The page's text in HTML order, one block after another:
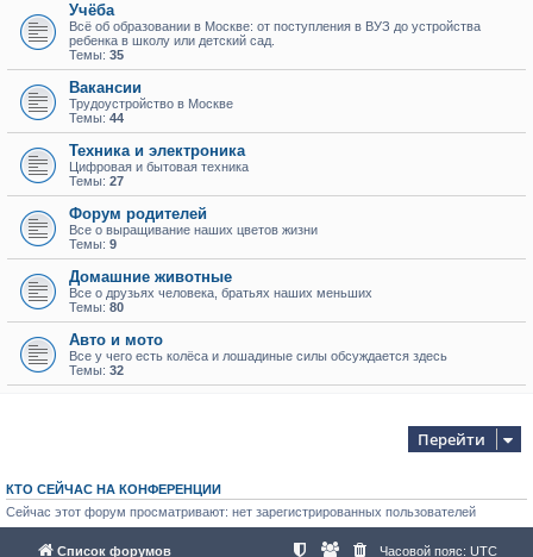
Учёба
Всё об образовании в Москве: от поступления в ВУЗ до устройства
ребенка в школу или детский сад.
Темы: 35
Вакансии
Трудоустройство в Москве
Темы: 44
Техника и электроника
Цифровая и бытовая техника
Темы: 27
Форум родителей
Все о выращивание наших цветов жизни
Темы: 9
Домашние животные
Все о друзьях человека, братьях наших меньших
Темы: 80
Авто и мото
Все у чего есть колёса и лошадиные силы обсуждается здесь
Темы: 32
Перейти
КТО СЕЙЧАС НА КОНФЕРЕНЦИИ
Сейчас этот форум просматривают: нет зарегистрированных пользователей
Список форумов Часовой пояс: UTC